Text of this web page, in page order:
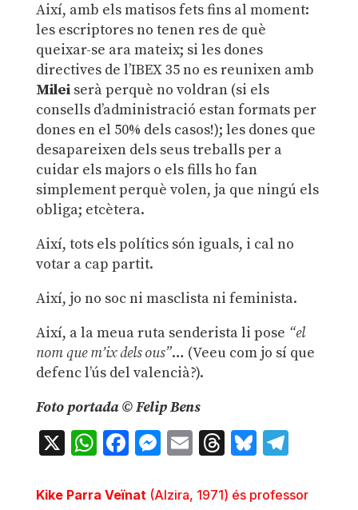
Així, amb els matisos fets fins al moment:
les escriptores no tenen res de què
queixar-se ara mateix; si les dones
directives de l’IBEX 35 no es reunixen amb
Mileiserà perquè no voldran (si els
consells d’administració estan formats per
dones en el 50% dels casos!); les dones que
desapareixen dels seus treballs per a
cuidar els majors o els fills ho fan
simplement perquè volen, ja que ningú els
obliga; etcètera.
Així, tots els polítics són iguals, i cal no
votar a cap partit.
Així, jo no soc ni masclista ni feminista.
Així, a la meua ruta senderista li pose “el
nom que m’ix dels ous”… (Veeu com jo sí que
defenc l’ús del valencià?).
Foto portada © Felip Bens
X WhatsApp
Facebook
Messenger
EmailThreads
Bluesky
Kike Parra Veïnat(Alzira, 1971) és professor